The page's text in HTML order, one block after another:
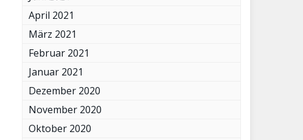
April 2021
März 2021
Februar 2021
Januar 2021
Dezember 2020
November 2020
Oktober 2020